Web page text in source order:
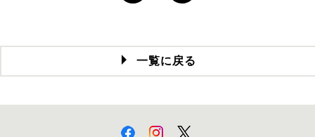
一覧に戻る